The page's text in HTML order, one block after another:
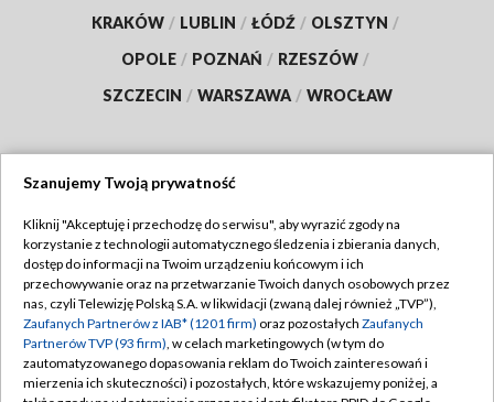
KRAKÓW / LUBLIN / ŁÓDŹ / OLSZTYN /
OPOLE / POZNAŃ / RZESZÓW /
SZCZECIN / WARSZAWA / WROCŁAW
TVP
Abonament TVP
Emisja w TVP
Centrum informacji TVP
Naziemna Telewizja Cyfrowa
Regulamin TVP
Polityka prywatności
Moje zgody
Pomoc
Szanujemy Twoją prywatność
Kliknij "Akceptuję i przechodzę do serwisu", aby wyrazić zgody na
korzystanie z technologii automatycznego śledzenia i zbierania danych,
dostęp do informacji na Twoim urządzeniu końcowym i ich
przechowywanie oraz na przetwarzanie Twoich danych osobowych przez
nas, czyli Telewizję Polską S.A. w likwidacji (zwaną dalej również „TVP”),
Zaufanych Partnerów z IAB* (1201 firm) oraz pozostałych Zaufanych
Partnerów TVP (93 firm), w celach marketingowych (w tym do
zautomatyzowanego dopasowania reklam do Twoich zainteresowań i
mierzenia ich skuteczności) i pozostałych, które wskazujemy poniżej, a